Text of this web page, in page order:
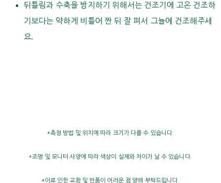
뒤틀림과 수축을 방지하기 위해서는 건조기에 고온 건조하
기보다는 약하게 비틀어 짠 뒤 잘 펴서 그늘에 건조해주세
요.
*측정 방법 및 위치에 따라 크기가 다를 수 있습니다.
*조명 및 모니터 사양에 따라 색상이 실제와 차이가 날 수 있습니다.
*이로 인한 교환 및 반품이 어려운 점 양해 부탁드립니다.